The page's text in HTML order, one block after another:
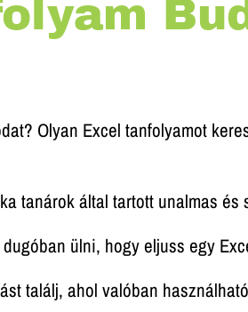
Olyan Excel tanfolyamot
tanárok által tartott unalmas és
ülni, hogy eljuss egy
találj, ahol valóban